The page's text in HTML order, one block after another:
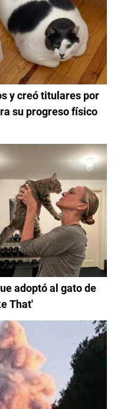
y creó titulares por
su progreso físico
adoptó al gato de
That'